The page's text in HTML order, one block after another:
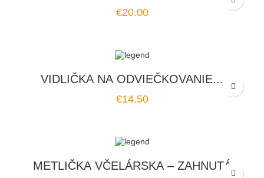
Price
€20.00
VIDLIČKA NA ODVIEČKOVANIE...
Price
€14.50
METLIČKA VČELÁRSKA – ZAHNUTÁ